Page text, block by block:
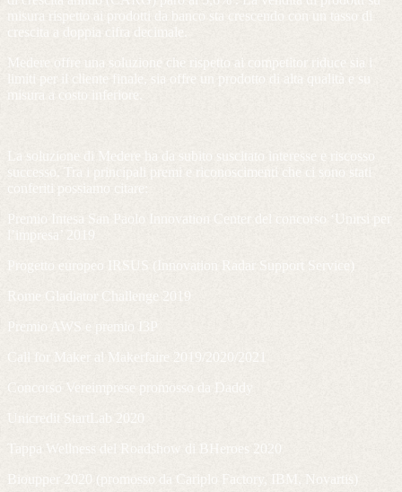
misura rispetto ai prodotti da banco sta crescendo con un tasso di
crescita a doppia cifra decimale.
Medere offre una soluzione che rispetto ai competitor riduce sia i
limiti per il cliente finale, sia offre un prodotto di alta qualità e su
misura a costo inferiore.
La soluzione di Medere ha da subito suscitato interesse e riscosso
successo. Tra i principali premi e riconoscimenti che ci sono stati
conferiti possiamo citare:
Premio Intesa San Paolo Innovation Center del concorso ‘Unirsi per
l’impresa’ 2019
Progetto europeo IRSUS (Innovation Radar Support Service)
Rome Gladiator Challenge 2019
Premio AWS e premio I3P
Call for Maker al Makerfaire 2019/2020/2021
Concorso Vereimprese promosso da Daddy
Unicredit StartLab 2020
Tappa Wellness del Roadshow di BHeroes 2020
Bioupper 2020 (promosso da Cariplo Factory, IBM, Novartis)